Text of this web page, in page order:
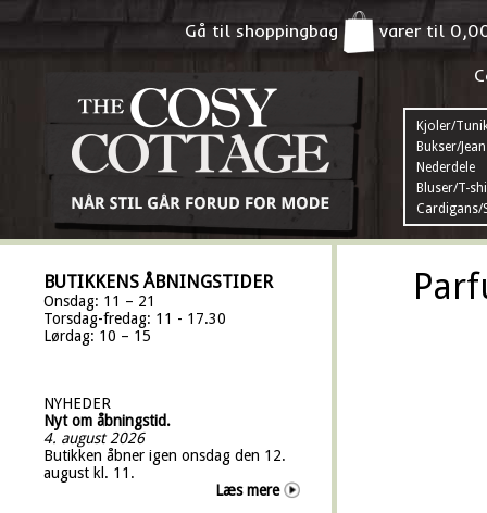
Gå til shoppingbag varer til
Kjoler/
Bukser/
Nederdele
Bluser/T-
Cardigans/
BUTIKKENS ÅBNINGSTIDER
Onsdag: 11 – 21
Torsdag-fredag: 11 - 17.30
Lørdag: 10 – 15
NYHEDER
Nyt om åbningstid.
4. august 2026
Butikken åbner igen onsdag den 12.
august kl. 11.
Læs mere